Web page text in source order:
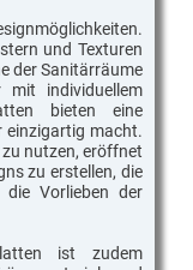
und Texturen
der Sanitärräume
mit individuellem
bieten eine
einzigartig macht.
nutzen, eröffnet
zu erstellen, die
Vorlieben der
ist zudem